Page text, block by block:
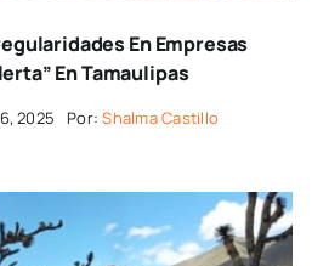
En Empresas
En Tamaulipas
2025 Por:Shalma Castillo